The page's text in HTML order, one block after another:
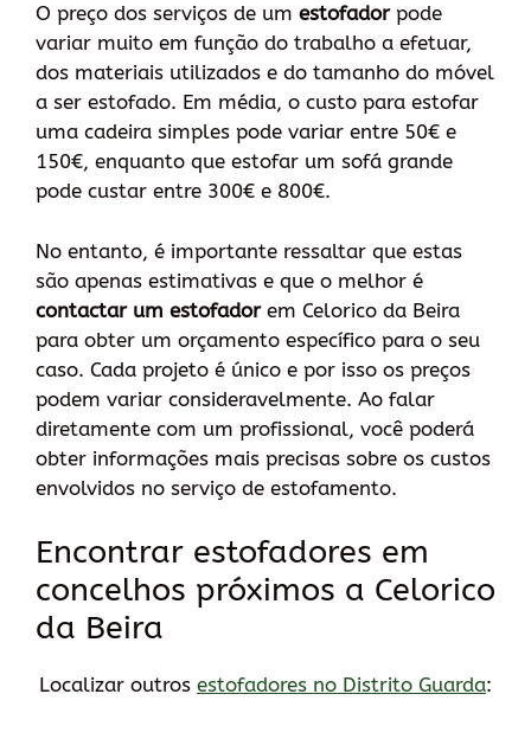
O preço dos serviços de um estofadorpode
variar muito em função do trabalho a efetuar,
dos materiais utilizados e do tamanho do móvel
a ser estofado. Em média, o custo para estofar
uma cadeira simples pode variar entre 50€ e
150€, enquanto que estofar um sofá grande
pode custar entre 300€ e 800€.
No entanto, é importante ressaltar que estas
são apenas estimativas e que o melhor é
contactar um estofadorem Celorico da Beira
para obter um orçamento específico para o seu
caso. Cada projeto é único e por isso os preços
podem variar consideravelmente. Ao falar
diretamente com um profissional, você poderá
obter informações mais precisas sobre os custos
envolvidos no serviço de estofamento.
Encontrar estofadores em
concelhos próximos a Celorico
da Beira
Localizar outros estofadores no Distrito Guarda: